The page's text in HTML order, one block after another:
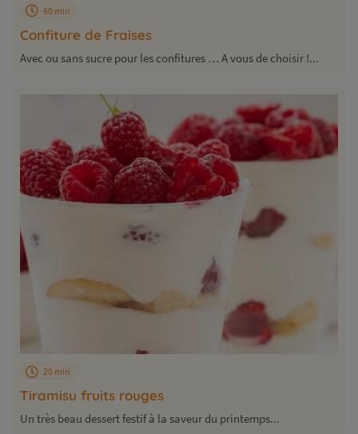
Confiture de Fraises
60 min
Avec ou sans sucre pour les confitures … A vous de choisir !...
Tiramisu fruits rouges
20 min
Un très beau dessert festif à la saveur du printemps...